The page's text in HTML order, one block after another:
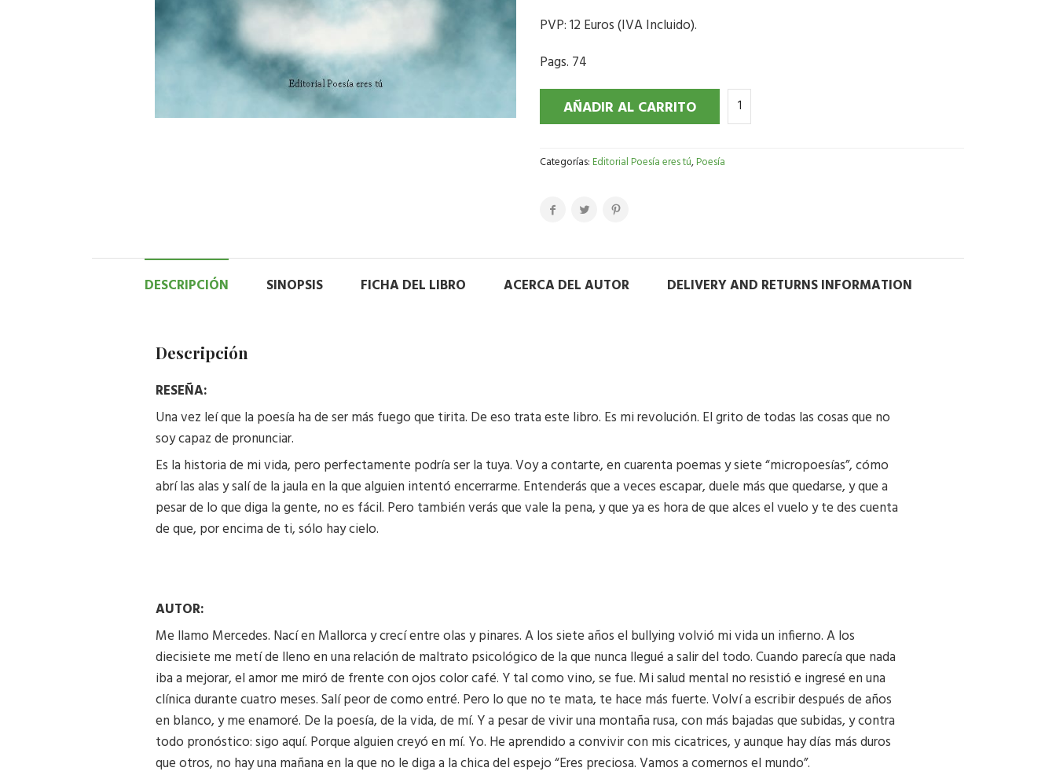
PVP: 12 Euros (IVA Incluido).
Pags. 74
AÑADIR AL CARRITO
Categorías:Editorial Poesía eres tú,Poesía
DESCRIPCIÓN SINOPSIS FICHA DEL LIBRO ACERCA DEL AUTOR DELIVERY AND RETURNS INFORMATION
Descripción
RESEÑA:
Una vez leí que la poesía ha de ser más fuego que tirita. De eso trata este libro. Es mi revolución. El grito de todas las cosas que no
soy capaz de pronunciar.
Es la historia de mi vida, pero perfectamente podría ser la tuya. Voy a contarte, en cuarenta poemas y siete “micropoesías”, cómo
abrí las alas y salí de la jaula en la que alguien intentó encerrarme. Entenderás que a veces escapar, duele más que quedarse, y que a
pesar de lo que diga la gente, no es fácil. Pero también verás que vale la pena, y que ya es hora de que alces el vuelo y te des cuenta
de que, por encima de ti, sólo hay cielo.
AUTOR:
Me llamo Mercedes. Nací en Mallorca y crecí entre olas y pinares. A los siete años el bullying volvió mi vida un infierno. A los
diecisiete me metí de lleno en una relación de maltrato psicológico de la que nunca llegué a salir del todo. Cuando parecía que nada
iba a mejorar, el amor me miró de frente con ojos color café. Y tal como vino, se fue. Mi salud mental no resistió e ingresé en una
clínica durante cuatro meses. Salí peor de como entré. Pero lo que no te mata, te hace más fuerte. Volví a escribir después de años
en blanco, y me enamoré. De la poesía, de la vida, de mí. Y a pesar de vivir una montaña rusa, con más bajadas que subidas, y contra
todo pronóstico: sigo aquí. Porque alguien creyó en mí. Yo. He aprendido a convivir con mis cicatrices, y aunque hay días más duros
que otros, no hay una mañana en la que no le diga a la chica del espejo “Eres preciosa. Vamos a comernos el mundo”.